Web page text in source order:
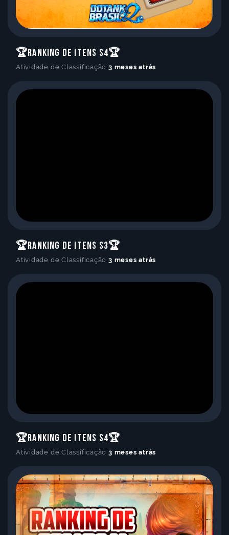
🏆Ranking de Itens S4🏆
Atividade de Classificação 3 meses atrás
🏆Ranking de Itens S3🏆
Atividade de Classificação 3 meses atrás
🏆Ranking de Itens S4🏆
Atividade de Classificação 3 meses atrás